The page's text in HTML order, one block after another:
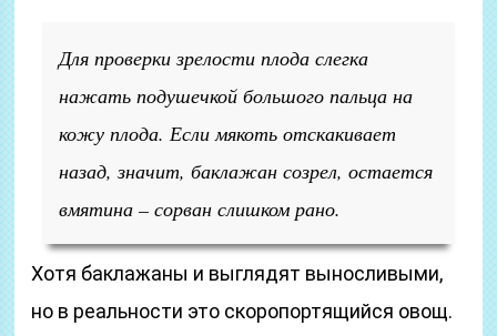
Для проверки зрелости плода слегка
нажать подушечкой большого пальца на
кожу плода. Если мякоть отскакивает
назад, значит, баклажан созрел, остается
вмятина – сорван слишком рано.
Хотя баклажаны и выглядят выносливыми,
но в реальности это скоропортящийся овощ.